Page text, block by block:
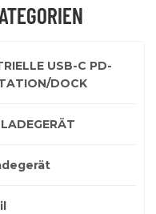
USB-C PD-
DOCK